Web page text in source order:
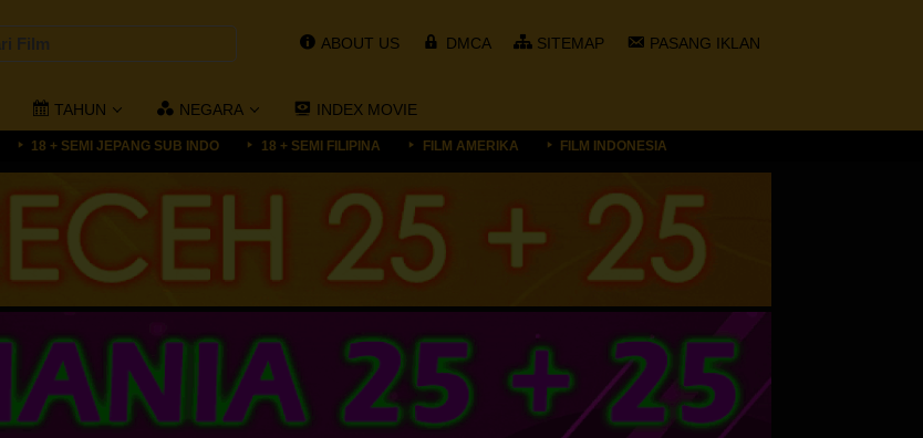
ABOUT US DMCA SITEMAP PASANG IKLAN
TAHUN NEGARA INDEX MOVIE
18 + SEMI JEPANG SUB INDO 18 + SEMI FILIPINA FILM AMERIKA FILM INDONESIA